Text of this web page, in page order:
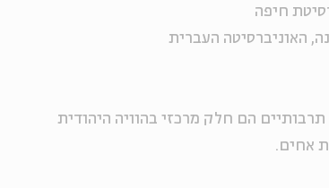
חיפה
האוניברסיטה העברית
תרבותיים הם חלק מרכזי בהוויה היהודית
אחים.